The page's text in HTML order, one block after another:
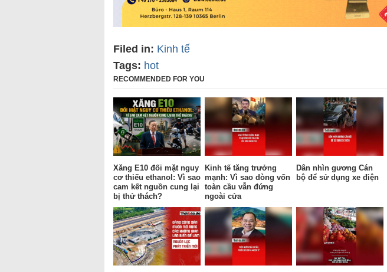
Filed in: Kinh tế
Tags: hot
RECOMMENDED FOR YOU
Xăng E10 đối mặt nguy
cơ thiếu ethanol: Vì sao
cam kết nguồn cung lại
bị thử thách?
Kinh tế tăng trưởng
mạnh: Vì sao dòng vốn
toàn cầu vẫn đứng
ngoài cửa
Dân nhìn gương Cán
bộ để sử dụng xe điện